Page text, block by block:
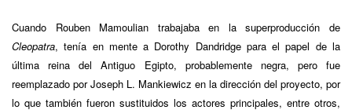
Cuando Rouben Mamoulian trabajaba en la superproducción de
Cleopatra, tenía en mente a Dorothy Dandridge para el papel de la
última reina del Antiguo Egipto, probablemente negra, pero fue
reemplazado por Joseph L. Mankiewicz en la dirección del proyecto, por
lo que también fueron sustituidos los actores principales, entre otros,